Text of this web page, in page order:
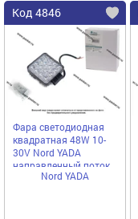
Код 4846
Фара светодиодная
квадратная 48W 10-
30V Nord YADA
направленный поток
Nord YADA